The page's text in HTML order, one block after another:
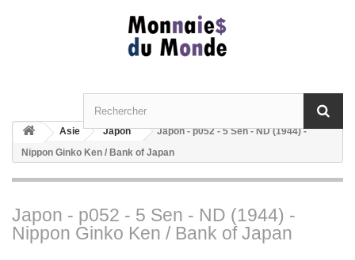
Asie Japon
Japon - p052 - 5 Sen - ND (1944) -
Nippon Ginko Ken / Bank of Japan
Japon - p052 - 5 Sen - ND (1944) -
Nippon Ginko Ken / Bank of Japan